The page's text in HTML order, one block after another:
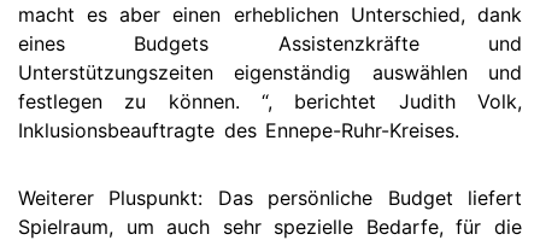
macht es aber einen erheblichen Unterschied, dank
eines Budgets Assistenzkräfte und
Unterstützungszeiten eigenständig auswählen und
festlegen zu können. “, berichtet Judith Volk,
Inklusionsbeauftragte des Ennepe-Ruhr-Kreises.
Weiterer Pluspunkt: Das persönliche Budget liefert
Spielraum, um auch sehr spezielle Bedarfe, für die